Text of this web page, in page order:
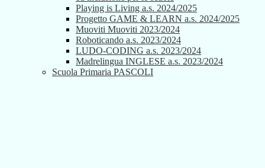
Playing is Living a.s. 2024/2025
Progetto GAME & LEARN a.s. 2024/2025
Muoviti Muoviti 2023/2024
Roboticando a.s. 2023/2024
LUDO-CODING a.s. 2023/2024
Madrelingua INGLESE a.s. 2023/2024
Scuola Primaria PASCOLI